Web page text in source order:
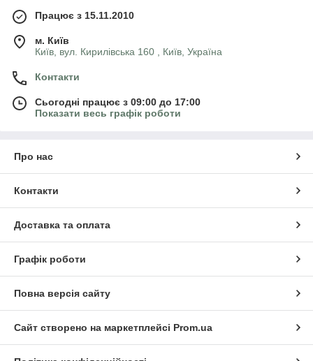
Працює з 15.11.2010
м. Київ
Київ, вул. Кирилівська 160 , Київ, Україна
Контакти
Сьогодні працює з 09:00 до 17:00
Показати весь графік роботи
Про нас
Контакти
Доставка та оплата
Графік роботи
Повна версія сайту
Сайт створено на маркетплейсі Prom.ua